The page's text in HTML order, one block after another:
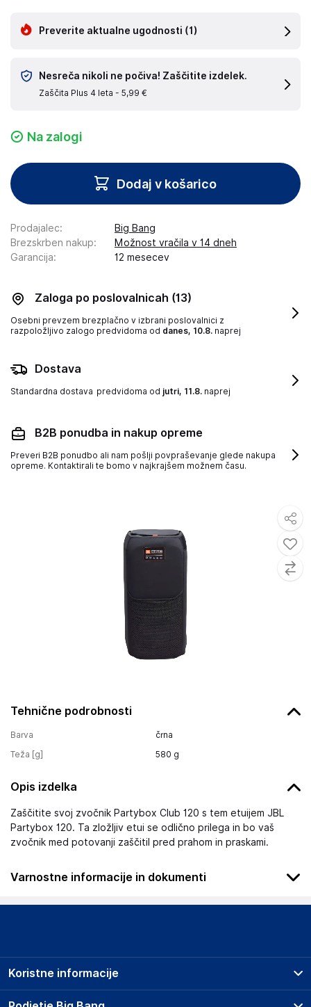
Tehnične podrobnosti
Barva
črna
Teža [g]
580 g
Opis izdelka
Zaščitite svoj zvočnik Partybox Club 120 s tem etuijem JBL
Partybox 120. Ta zložljiv etui se odlično prilega in bo vaš
zvočnik med potovanji zaščitil pred prahom in praskami.
Varnostne informacije in dokumenti
Podatki o proizvajalcu
HARMAN International Industries, Incorporated
Preverite aktualne ugodnosti (1)
Nesreča nikoli ne počiva! Zaščitite izdelek.
Zaščita Plus 4 leta - 5,99 €
Na zalogi
Dodaj v košarico
Prodajalec:
Big Bang
Brezskrben nakup:
Možnost vračila v 14 dneh
Garancija: 12 mesecev
Zaloga po poslovalnicah (13)
Osebni prevzem brezplačno v izbrani poslovalnici z
razpoložljivo zalogo predvidoma od danes, 10.8. naprej
Dostava
Standardna dostava predvidoma od jutri, 11.8. naprej
B2B ponudba in nakup opreme
Preveri B2B ponudbo ali nam pošlji povpraševanje glede nakupa
opreme. Kontaktirali te bomo v najkrajšem možnem času.
Koristne informacije
Prodajna mesta